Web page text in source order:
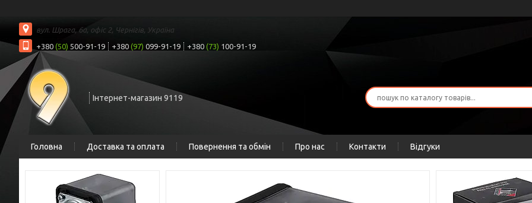
вул. Шрага, 6а, офіс 2, Чернігів, Україна
+380 (50) 500-91-19 +380 (97) 099-91-19 +380 (73) 100-91-19
Інтернет-магазин 9119
Головна Доставка та оплата Повернення та обмін Про нас Контакти Відгуки